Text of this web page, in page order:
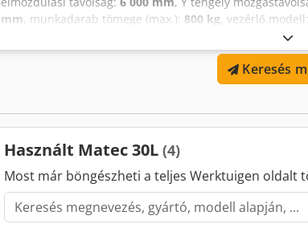
mm, munkadarab tömege (max.): 800 kg, vezérlő modell:
garantált eladás a legmagasabb ajánlatért! MŰSZAKI
elmozdulás: 800 mm Z-tengely elmozdulás: 600 mm
Orsófordulatszám: 20 - 9 000 ford/perc Nyomaték: max.
tömege: max. 800 kg GÉPADATOK Vezérlés:
Keresés
Használt Matec 30L (4)
Most már böngészheti a teljes Werktuigen oldalt